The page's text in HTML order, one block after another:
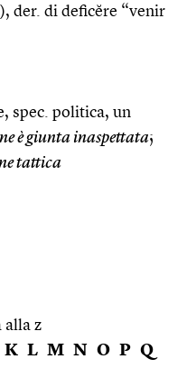
der. di deficĕre “venir
spec. politica, un
è giunta inaspettata;
tattica
alla z
K L M N O P Q